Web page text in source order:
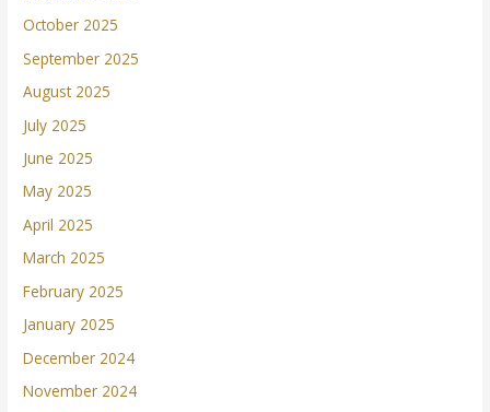
October 2025
September 2025
August 2025
July 2025
June 2025
May 2025
April 2025
March 2025
February 2025
January 2025
December 2024
November 2024